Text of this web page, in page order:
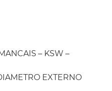
– KSW –
EXTERNO